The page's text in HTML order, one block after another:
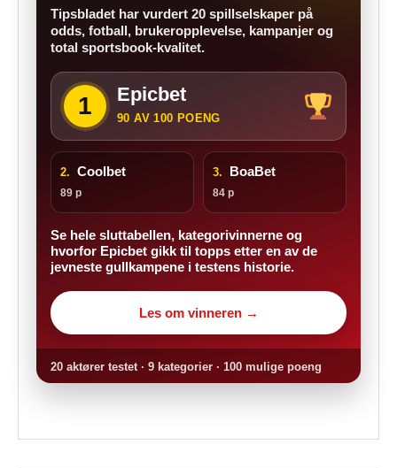
Tipsbladet har vurdert 20 spillselskaper på
odds, fotball, brukeropplevelse, kampanjer og
total sportsbook-kvalitet.
1 Epicbet
90 AV 100 POENG
2. Coolbet
89 p
3. BoaBet
84 p
Se hele sluttabellen, kategorivinnerne og
hvorfor Epicbet gikk til topps etter en av de
jevneste gullkampene i testens historie.
Les om vinneren →
20 aktører testet · 9 kategorier · 100 mulige poeng